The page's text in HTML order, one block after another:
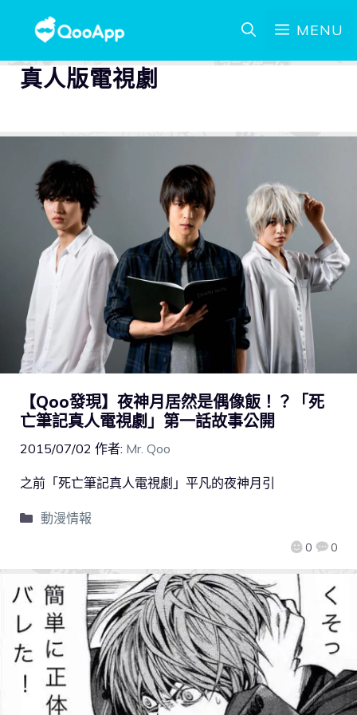
MENU
真人版電視劇
【Qoo發現】夜神月居然是偶像飯！？「死
亡筆記真人電視劇」第一話故事公開
2015/07/02 作者: Mr. Qoo
0 0
之前「死亡筆記真人電視劇」平凡的夜神月引
動漫情報